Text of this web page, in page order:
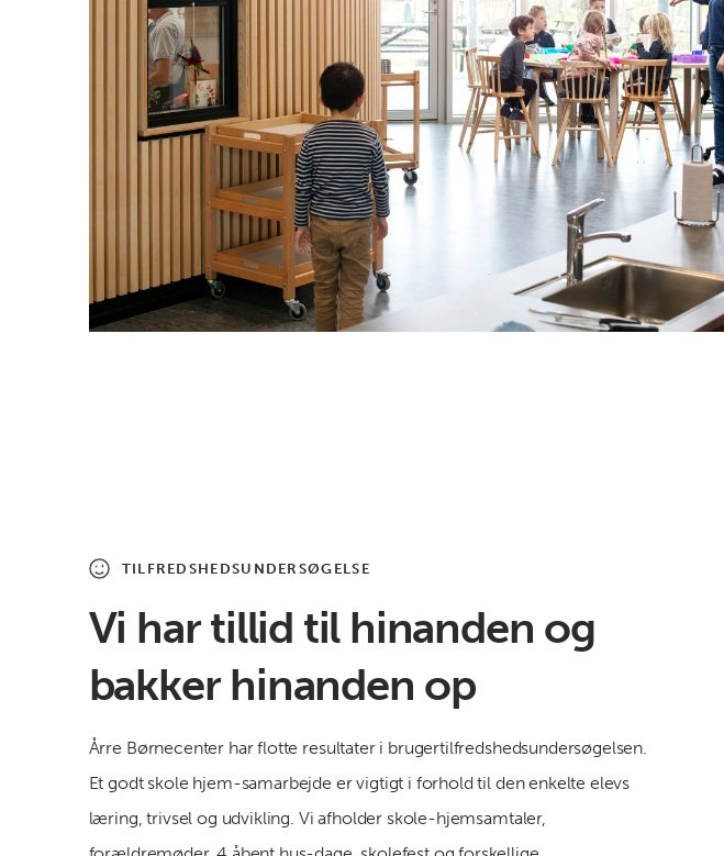
TILFREDSHEDSUNDERSØGELSE
Vi har tillid til hinanden og
bakker hinanden op
Årre Børnecenter har flotte resultater i brugertilfredshedsundersøgelsen.
Et godt skole hjem-samarbejde er vigtigt i forhold til den enkelte elevs
læring, trivsel og udvikling. Vi afholder skole-hjemsamtaler,